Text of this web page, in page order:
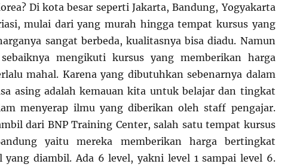
Di kota besar seperti Jakarta, Bandung, Yogyakarta
mulai dari yang murah hingga tempat kursus yang
sangat berbeda, kualitasnya bisa diadu. Namun
mengikuti kursus yang memberikan harga
mahal. Karena yang dibutuhkan sebenarnya dalam
asing adalah kemauan kita untuk belajar dan tingkat
menyerap ilmu yang diberikan oleh staff pengajar.
dari BNP Training Center, salah satu tempat kursus
yaitu mereka memberikan harga bertingkat
yang diambil. Ada 6 level, yakni level 1 sampai level 6.